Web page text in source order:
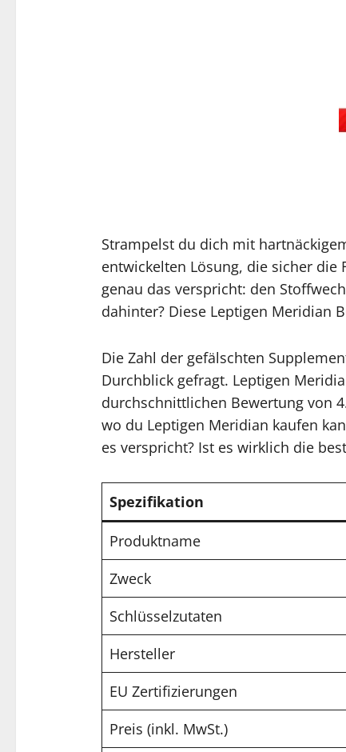
Strampelst du dich mit
entwickelten Lösung, die sicher die
genau das verspricht: den
dahinter? Diese Leptigen Meridian
Die Zahl der gefälschten
Durchblick gefragt. Leptigen
durchschnittlichen Bewertung von
wo du Leptigen Meridian kaufen
es verspricht? Ist es wirklich die
Spezifikation
Produktname
Zweck
Schlüsselzutaten
Hersteller
EU Zertifizierungen
Preis (inkl. MwSt.)